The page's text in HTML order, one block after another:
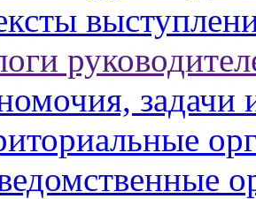
задачи